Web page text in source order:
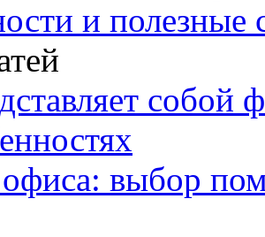
и полезные
собой
выбор